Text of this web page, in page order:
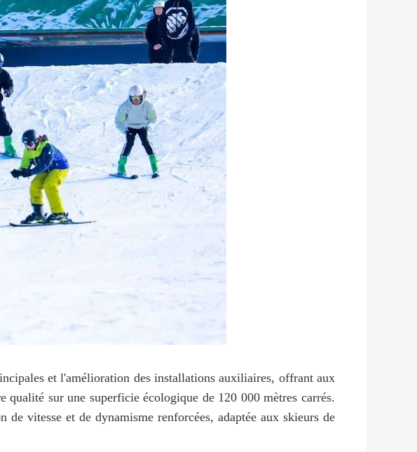
et l'amélioration des installations auxiliaires, offrant aux
sur une superficie écologique de 120 000 mètres carrés.
vitesse et de dynamisme renforcées, adaptée aux skieurs de